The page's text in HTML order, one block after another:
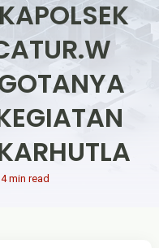
min read